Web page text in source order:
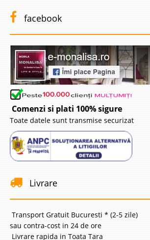
facebook
Comenzi si plati 100% sigure
Toate datele sunt transmise securizat
Livrare
Transport Gratuit Bucuresti * (2-5 zile)
sau contra-cost in 24 de ore
Livrare rapida in Toata Tara